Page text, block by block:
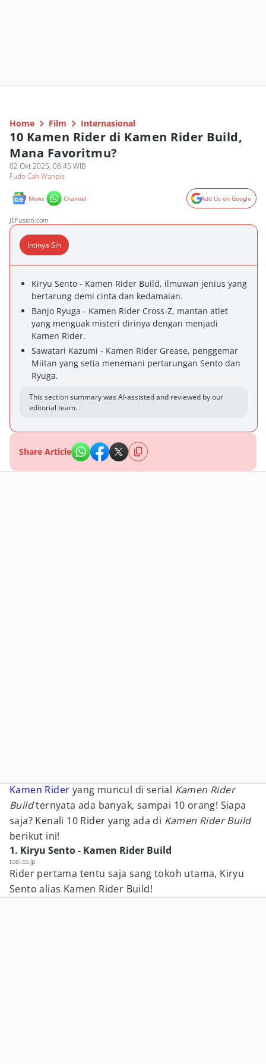
Home Film Internasional
10 Kamen Rider di Kamen Rider Build,
Mana Favoritmu?
02 Okt 2025, 08:45 WIB
Fudo Cah Wanpis
News Channel Add Us on Google
JEFusion.com
Intinya Sih
Kiryu Sento - Kamen Rider Build, ilmuwan jenius yang
bertarung demi cinta dan kedamaian.
Banjo Ryuga - Kamen Rider Cross-Z, mantan atlet
yang menguak misteri dirinya dengan menjadi
Kamen Rider.
Sawatari Kazumi - Kamen Rider Grease, penggemar
Miitan yang setia menemani pertarungan Sento dan
Ryuga.
This section summary was AI-assisted and reviewed by our
editorial team.
Share Article
Kamen Rider yang muncul di serial Kamen Rider
Buildternyata ada banyak, sampai 10 orang! Siapa
saja? Kenali 10 Rider yang ada di Kamen Rider Build
berikut ini!
1. Kiryu Sento - Kamen Rider Build
toei.co.jp
Rider pertama tentu saja sang tokoh utama, Kiryu
Sento alias Kamen Rider Build!